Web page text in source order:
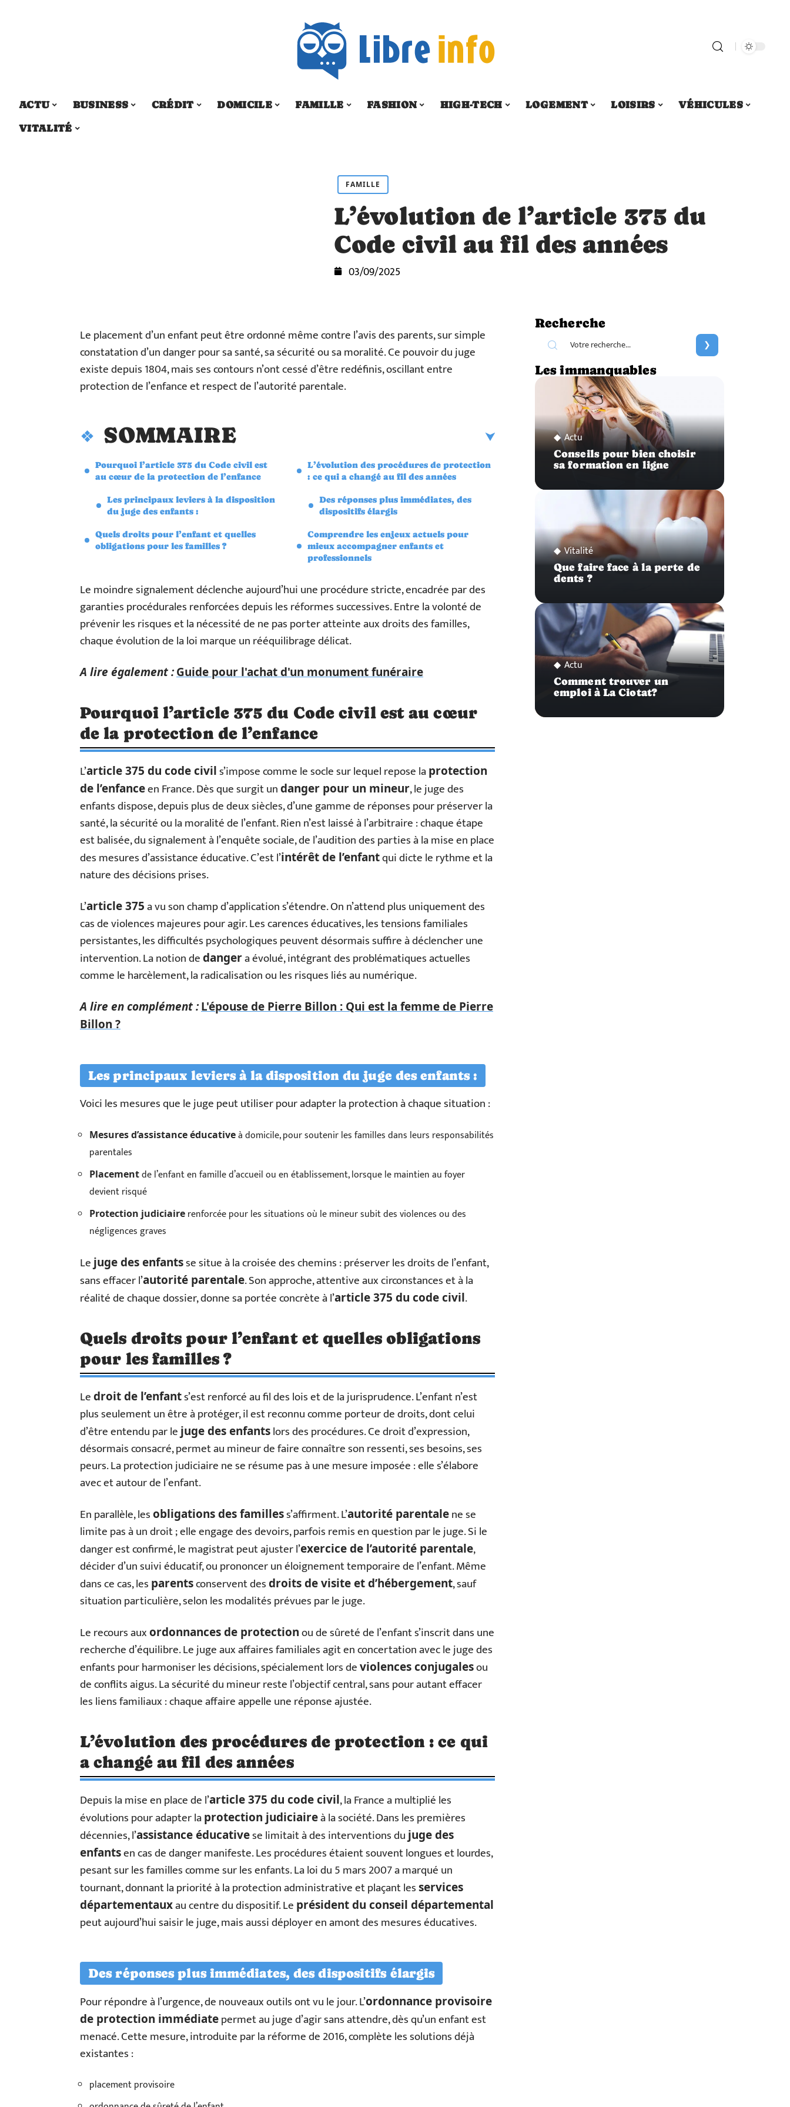
ACTU BUSINESS CRÉDIT DOMICILE FAMILLE FASHION HIGH-TECH LOGEMENT LOISIRS
VÉHICULES
VITALITÉ
FAMILLE
L’évolution de l’article 375 du
Code civil au fil des années
03/09/2025
Le placement d’un enfant peut être ordonné même contre l’avis des parents, sur simple
constatation d’un danger pour sa santé, sa sécurité ou sa moralité. Ce pouvoir du juge
existe depuis 1804, mais ses contours n’ont cessé d’être redéfinis, oscillant entre
protection de l’enfance et respect de l’autorité parentale.
SOMMAIRE
Pourquoi l’article 375 du Code civil est
au cœur de la protection de l’enfance
Les principaux leviers à la disposition
du juge des enfants :
Quels droits pour l’enfant et quelles
obligations pour les familles ?
L’évolution des procédures de protection
: ce qui a changé au fil des années
Des réponses plus immédiates, des
dispositifs élargis
Comprendre les enjeux actuels pour
mieux accompagner enfants et
professionnels
Le moindre signalement déclenche aujourd’hui une procédure stricte, encadrée par des
garanties procédurales renforcées depuis les réformes successives. Entre la volonté de
prévenir les risques et la nécessité de ne pas porter atteinte aux droits des familles,
chaque évolution de la loi marque un rééquilibrage délicat.
A lire également :Guide pour l'achat d'un monument funéraire
Pourquoi l’article 375 du Code civil est au cœur
de la protection de l’enfance
L’article 375 du code civils’impose comme le socle sur lequel repose laprotection
de l’enfanceen France. Dès que surgit undanger pour un mineur, le juge des
enfants dispose, depuis plus de deux siècles, d’une gamme de réponses pour préserver la
santé, la sécurité ou la moralité de l’enfant. Rien n’est laissé à l’arbitraire : chaque étape
est balisée, du signalement à l’enquête sociale, de l’audition des parties à la mise en place
des mesures d’assistance éducative. C’est l’intérêt de l’enfantqui dicte le rythme et la
nature des décisions prises.
L’article 375a vu son champ d’application s’étendre. On n’attend plus uniquement des
cas de violences majeures pour agir. Les carences éducatives, les tensions familiales
persistantes, les difficultés psychologiques peuvent désormais suffire à déclencher une
intervention. La notion dedangera évolué, intégrant des problématiques actuelles
comme le harcèlement, la radicalisation ou les risques liés au numérique.
A lire en complément :L'épouse de Pierre Billon : Qui est la femme de Pierre
Billon ?
Les principaux leviers à la disposition du juge des enfants :
Voici les mesures que le juge peut utiliser pour adapter la protection à chaque situation :
Mesures d’assistance éducativeà domicile, pour soutenir les familles dans leurs responsabilités
parentales
Placementde l’enfant en famille d’accueil ou en établissement, lorsque le maintien au foyer
devient risqué
Protection judiciaire renforcée pour les situations où le mineur subit des violences ou des
négligences graves
Lejuge des enfantsse situe à la croisée des chemins : préserver les droits de l’enfant,
sans effacer l’autorité parentale. Son approche, attentive aux circonstances et à la
réalité de chaque dossier, donne sa portée concrète à l’article 375 du code civil.
Quels droits pour l’enfant et quelles obligations
pour les familles ?
Ledroit de l’enfants’est renforcé au fil des lois et de la jurisprudence. L’enfant n’est
plus seulement un être à protéger, il est reconnu comme porteur de droits, dont celui
d’être entendu par lejuge des enfantslors des procédures. Ce droit d’expression,
désormais consacré, permet au mineur de faire connaître son ressenti, ses besoins, ses
peurs. La protection judiciaire ne se résume pas à une mesure imposée : elle s’élabore
avec et autour de l’enfant.
En parallèle, lesobligations des familless’affirment. L’autorité parentalene se
limite pas à un droit ; elle engage des devoirs, parfois remis en question par le juge. Si le
danger est confirmé, le magistrat peut ajuster l’exercice de l’autorité parentale,
décider d’un suivi éducatif, ou prononcer un éloignement temporaire de l’enfant. Même
dans ce cas, les parentsconservent desdroits de visite et d’hébergement, sauf
situation particulière, selon les modalités prévues par le juge.
Le recours auxordonnances de protectionou de sûreté de l’enfant s’inscrit dans une
recherche d’équilibre. Le juge aux affaires familiales agit en concertation avec le juge des
enfants pour harmoniser les décisions, spécialement lors deviolences conjugalesou
de conflits aigus. La sécurité du mineur reste l’objectif central, sans pour autant effacer
les liens familiaux : chaque affaire appelle une réponse ajustée.
L’évolution des procédures de protection : ce qui
a changé au fil des années
Depuis la mise en place de l’article 375 du code civil, la France a multiplié les
évolutions pour adapter laprotection judiciaireà la société. Dans les premières
décennies, l’assistance éducativese limitait à des interventions dujuge des
enfantsen cas de danger manifeste. Les procédures étaient souvent longues et lourdes,
pesant sur les familles comme sur les enfants. La loi du 5 mars 2007 a marqué un
tournant, donnant la priorité à la protection administrative et plaçant lesservices
départementauxau centre du dispositif. Le président du conseil départemental
peut aujourd’hui saisir le juge, mais aussi déployer en amont des mesures éducatives.
Des réponses plus immédiates, des dispositifs élargis
Pour répondre à l’urgence, de nouveaux outils ont vu le jour. L’ordonnance provisoire
de protection immédiatepermet au juge d’agir sans attendre, dès qu’un enfant est
menacé. Cette mesure, introduite par la réforme de 2016, complète les solutions déjà
existantes :
placement provisoire
Recherche
Les immanquables
Actu
Conseils pour bien choisir
sa formation en ligne
Vitalité
Que faire face à la perte de
dents ?
Actu
Comment trouver un
emploi à La Ciotat?